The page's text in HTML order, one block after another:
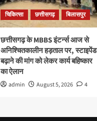
चिकित्सा छत्तीसगढ़ बिलासपुर
छत्तीसगढ़ के MBBS इंटर्न्स आज से
अनिश्चितकालीन हड़ताल पर, स्टाइपेंड
बढ़ाने की मांग को लेकर कार्य बहिष्कार
का ऐलान
admin August 5, 2026 4